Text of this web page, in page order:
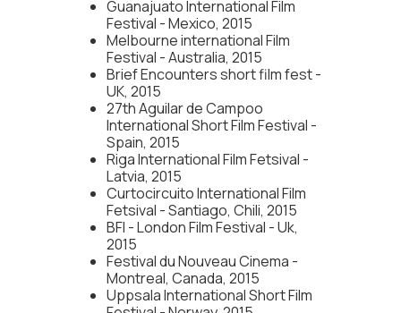
Guanajuato International Film
Festival - Mexico, 2015
Melbourne international Film
Festival - Australia, 2015
Brief Encounters short film fest -
UK, 2015
27th Aguilar de Campoo
International Short Film Festival -
Spain, 2015
Riga International Film Fetsival -
Latvia, 2015
Curtocircuito International Film
Fetsival - Santiago, Chili, 2015
BFI - London Film Festival - Uk,
2015
Festival du Nouveau Cinema -
Montreal, Canada, 2015
Uppsala International Short Film